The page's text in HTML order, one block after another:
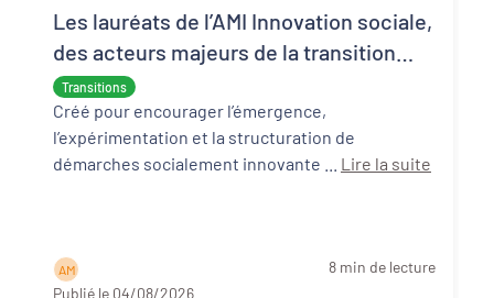
Transitions
Les lauréats de l’AMI Innovation sociale,
des acteurs majeurs de la transition
écologique et sociale
Créé pour encourager l’émergence,
l’expérimentation et la structuration de
Lire la suite
A M
8 min de lecture
Publié le 04/08/2026